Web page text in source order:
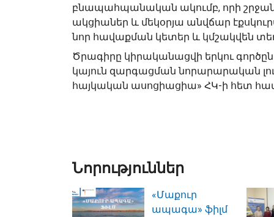
բնապահպանական ակումբ, որի
ակցիաներ և մեկօրյա անվճար
նոր հավաքման կետեր և կմշակվեն
Ծրագիրը կիրականացվի երկու
կայուն զարգացման նորարարական
հայկական ասոցիացիա» ՀԿ-ի հետ
Նորություններ
«Մաքուր
ապագա» ֆիլմ